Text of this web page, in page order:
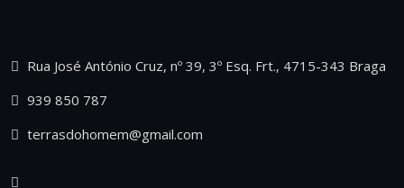
Rua José António Cruz, nº 39, 3º Esq. Frt., 4715-343 Braga
939 850 787
terrasdohomem@gmail.com